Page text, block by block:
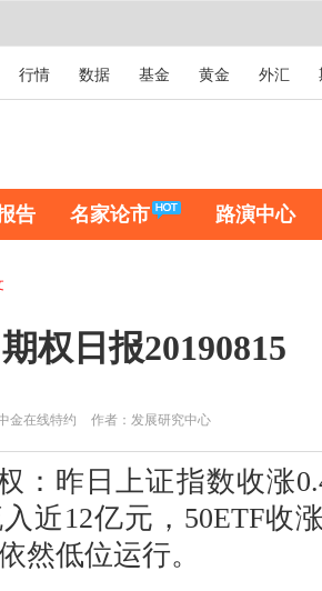
行情 数据 基金 黄金 外汇
告 名家论市 路演中心
权日报20190815
金在线特约 作者：发展研究中心
昨日上证指数收涨
近12亿元，50ETF收
然低位运行。